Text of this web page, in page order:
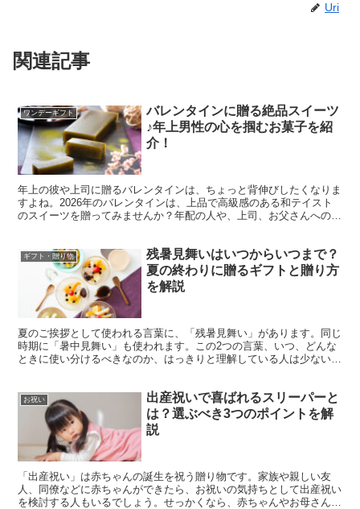
Uri
関連記事
ワンデーギフト
バレンタインに贈る絶品スイーツ
♪年上男性の心を掴むお菓子を紹
介！
年上の彼や上司に贈るバレンタインは、ちょっと背伸びしたくなりま
すよね。2026年のバレンタインは、上品で高級感のある和テイスト
のスイーツを贈ってみませんか？年配の人や、上司、お父さんへのバ
ギフト・贈り物
残暑見舞いはいつからいつまで？
夏の終わりに贈るギフトと贈り方
を解説
夏のご挨拶として使われる言葉に、「残暑見舞い」があります。同じ
時期に「暑中見舞い」も使われます。この2つの言葉、いつ、どんな
ときに使い分けるべきなのか、はっきりと理解している人は少ないか
お祝い
出産祝いで喜ばれるスリーパーと
は？選ぶべき3つのポイントを解
説
「出産祝い」は赤ちゃんの誕生を祝う贈り物です。家族や親しい友
人、同僚などに赤ちゃんができたら、お祝いの気持ちとして出産祝い
を検討する人もいるでしょう。せっかくなら、赤ちゃんやお母さんに